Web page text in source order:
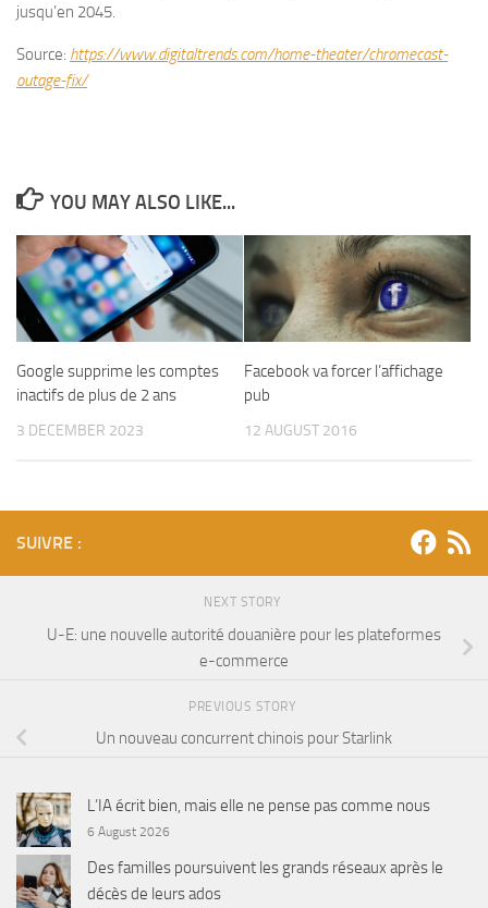
jusqu’en 2045.
Source: https://www.digitaltrends.com/home-theater/chromecast-
outage-fix/
YOU MAY ALSO LIKE...
Google supprime les comptes
inactifs de plus de 2 ans
3 DECEMBER 2023
Facebook va forcer l’affichage
pub
12 AUGUST 2016
SUIVRE :
NEXT STORY
U-E: une nouvelle autorité douanière pour les plateformes
e-commerce
PREVIOUS STORY
Un nouveau concurrent chinois pour Starlink
L’IA écrit bien, mais elle ne pense pas comme nous
6 August 2026
Des familles poursuivent les grands réseaux après le
décès de leurs ados